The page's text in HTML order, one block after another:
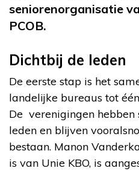
seniorenorganisatie
PCOB.
Dichtbij de leden
De eerste stap is het
landelijke bureaus tot
De verenigingen hebben
leden en blijven
bestaan. Manon
is van Unie KBO, is